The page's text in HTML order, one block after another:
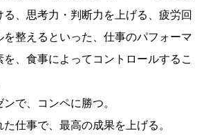
、思考力・判断力を上げる、疲労回
整えるといった、仕事のパフォーマ
、食事によってコントロールするこ
で、コンペに勝つ。
た仕事で、最高の成果を上げる。